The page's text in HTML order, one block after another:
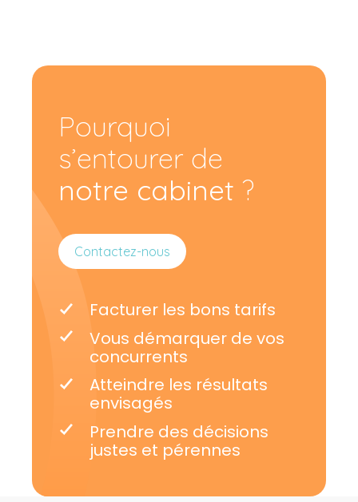
Pourquoi
s’entourer de
notre cabinet ?
Contactez-nous
Facturer les bons tarifs
Vous démarquer de vos
concurrents
Atteindre les résultats
envisagés
Prendre des décisions
justes et pérennes